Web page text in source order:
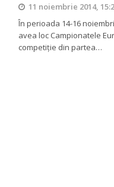
11 noiembrie 2014,
În perioada 14-16
avea loc Campionatele
competiție din partea…